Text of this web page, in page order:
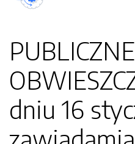
PUBLICZNE
dniu 16